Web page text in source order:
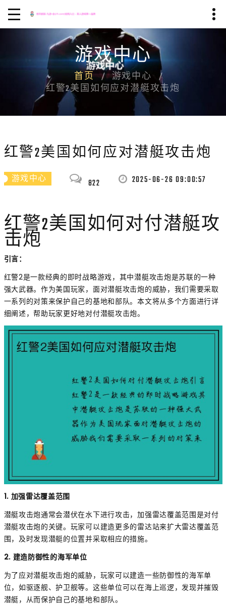
游戏中心
首页
游戏中心
红警2美国如何应对潜艇攻击炮
红警2美国如何应对潜艇攻击炮
游戏中心 822 2025-06-26 09:00:57
红警2美国如何对付潜艇攻
击炮
引言：
红警2是一款经典的即时战略游戏，其中潜艇攻击炮是苏联的一种
强大武器。作为美国玩家，面对潜艇攻击炮的威胁，我们需要采取
一系列的对策来保护自己的基地和部队。本文将从多个方面进行详
细阐述，帮助玩家更好地对付潜艇攻击炮。
1. 加强雷达覆盖范围
潜艇攻击炮通常会潜伏在水下进行攻击，加强雷达覆盖范围是对付
潜艇攻击炮的关键。玩家可以建造更多的雷达站来扩大雷达覆盖范
围，及时发现潜艇的位置并采取相应的措施。
2. 建造防御性的海军单位
为了应对潜艇攻击炮的威胁，玩家可以建造一些防御性的海军单
位，如驱逐舰、护卫舰等。这些单位可以在海上巡逻，发现并摧毁
潜艇，从而保护自己的基地和部队。